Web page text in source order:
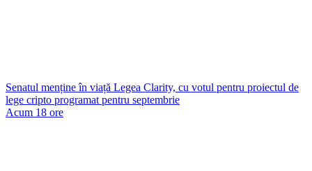
Senatul menține în viață Legea Clarity, cu votul pentru proiectul de
lege cripto programat pentru septembrie
Acum 18 ore